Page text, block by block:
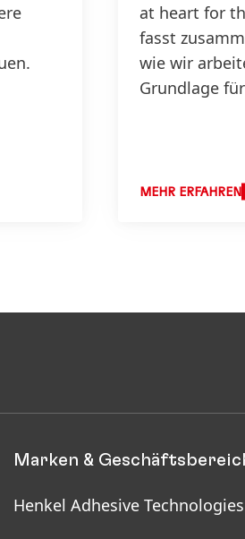
at heart for
fasst
wie wir
Grundlage
MEHR ERFAHREN
Marken &
Henkel Adhesive Technologies